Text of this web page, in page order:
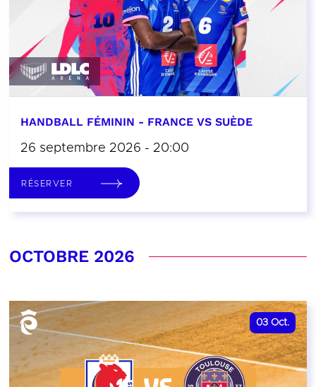
HANDBALL FÉMININ - FRANCE VS SUÈDE
26 septembre 2026 - 20:00
RÉSERVER
OCTOBRE 2026
03 Oct.